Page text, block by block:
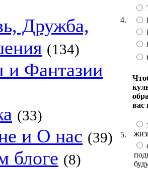
Дружба,
(134)
Фантазии
(33)
и О нас (39)
блоге (8)
4.
5.
вас